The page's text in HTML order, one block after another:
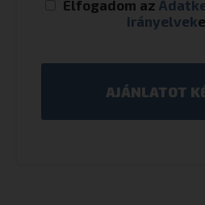
Elfogadom az
irányelvek